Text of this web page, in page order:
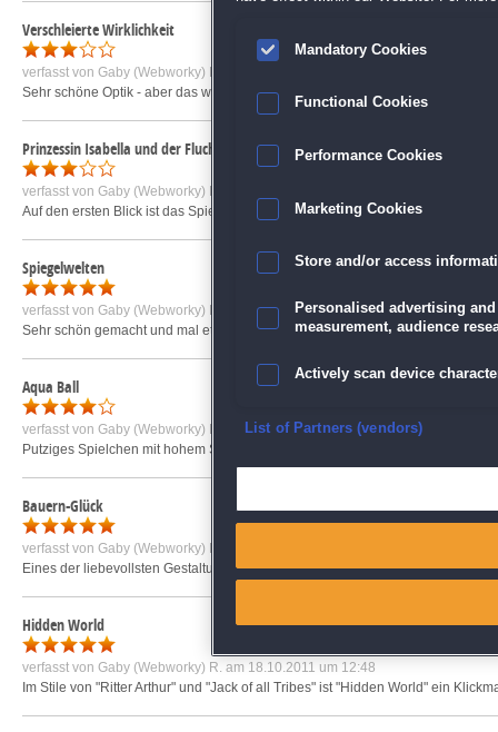
Verschleierte Wirklichkeit
verfasst von Gaby (Webworky) R.
Sehr schöne Optik - aber das war es dann m.E. auch schon... Denn es
Prinzessin Isabella und der Fluch der Hexe
verfasst von Gaby (Webworky) R.
Auf den ersten Blick ist das Spiel sehr schön - doch schon bei der Auswahl
Spiegelwelten
verfasst von Gaby (Webworky) R.
am 24.03.2010 um 14:43
Sehr schön gemacht und mal etwas anders aufgebaut als die üblichen
Aqua Ball
verfasst von Gaby (Webworky) R.
am 06.11.2008 um 17:34
Putziges Spielchen mit hohem Suchtpotential - man muss kombinieren und
Bauern-Glück
verfasst von Gaby (Webworky) R.
Eines der liebevollsten Gestaltungen eines Spieles seines Genres bisher!
Hidden World
verfasst von Gaby (Webworky) R. am 18.10.2011 um 12:48
Im Stile von "Ritter Arthur" und "Jack of all Tribes" ist "Hidden World" ein
Mandatory Cookies
Functional Cookies
Performance Cookies
Marketing Cookies
Store and/or access
Personalised advertising
measurement, audience
Actively scan device
Ensure security, prevent
Save and communicate
List of Partners (vendors)